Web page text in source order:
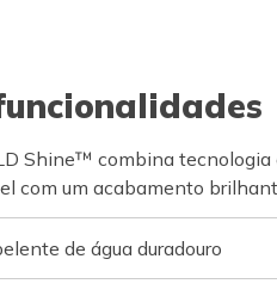
Shine™ combina
com um acabamento
de água duradouro